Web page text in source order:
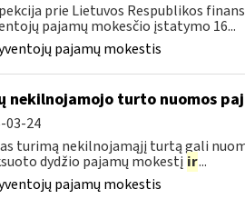
prie Lietuvos Respublikos
pajamų mokesčio įstatymo 16...
pajamų mokestis
nekilnojamojo turto nuomos
03-24
turimą nekilnojamąjį turtą gali
dydžio pajamų mokestį ir...
pajamų mokestis